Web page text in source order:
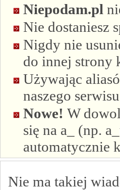
Niepodam.pl
Nie dostaniesz
Nigdy nie
do innej strony
Używając
naszego serwisu
Nowe! W
się na a_ (np.
automatycznie
Nie ma takiej